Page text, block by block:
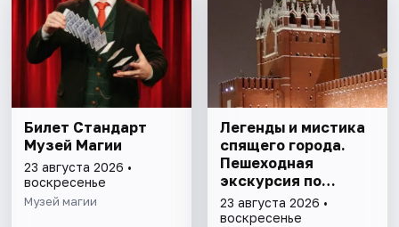
Билет Стандарт
Музей Магии
23 августа 2026 •
воскресенье
Музей магии
Легенды и мистика
спящего города.
Пешеходная
экскурсия по
Москве
23 августа 2026 •
воскресенье